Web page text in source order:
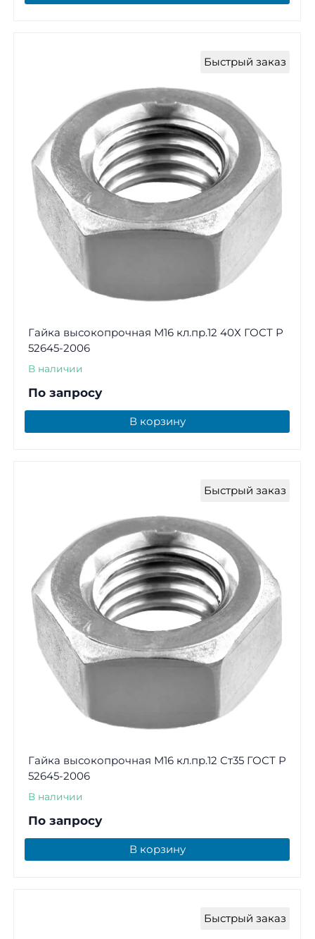
Быстрый заказ
Гайка высокопрочная М16 кл.пр.12 40Х ГОСТ Р
52645-2006
В наличии
По запросу
В корзину
Быстрый заказ
Гайка высокопрочная М16 кл.пр.12 Ст35 ГОСТ Р
52645-2006
В наличии
По запросу
В корзину
Быстрый заказ